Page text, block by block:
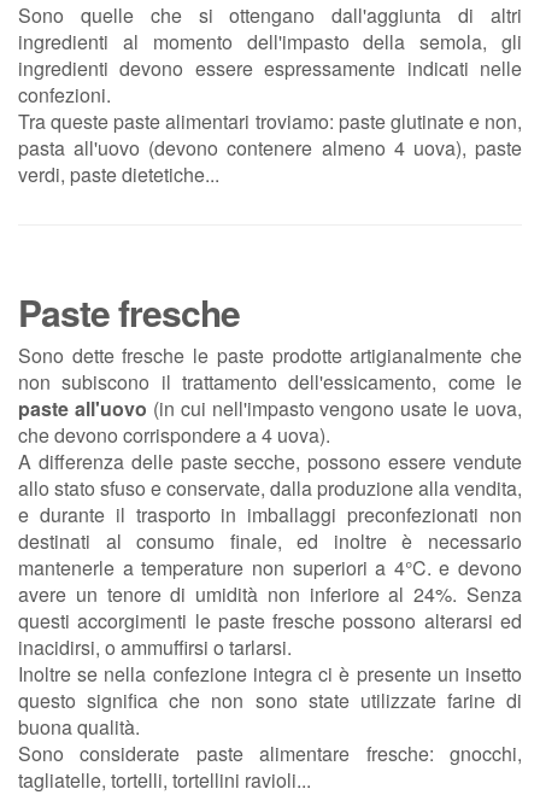
Sono quelle che si ottengano dall'aggiunta di altri
ingredienti al momento dell'impasto della semola, gli
ingredienti devono essere espressamente indicati nelle
confezioni.
Tra queste paste alimentari troviamo: paste glutinate e non,
pasta all'uovo (devono contenere almeno 4 uova), paste
verdi, paste dietetiche...
Paste fresche
Sono dette fresche le paste prodotte artigianalmente che
non subiscono il trattamento dell'essicamento, come le
paste all'uovo (in cui nell'impasto vengono usate le uova,
che devono corrispondere a 4 uova).
A differenza delle paste secche, possono essere vendute
allo stato sfuso e conservate, dalla produzione alla vendita,
e durante il trasporto in imballaggi preconfezionati non
destinati al consumo finale, ed inoltre è necessario
mantenerle a temperature non superiori a 4°C. e devono
avere un tenore di umidità non inferiore al 24%. Senza
questi accorgimenti le paste fresche possono alterarsi ed
inacidirsi, o ammuffirsi o tarlarsi.
Inoltre se nella confezione integra ci è presente un insetto
questo significa che non sono state utilizzate farine di
buona qualità.
Sono considerate paste alimentare fresche: gnocchi,
tagliatelle, tortelli, tortellini ravioli...